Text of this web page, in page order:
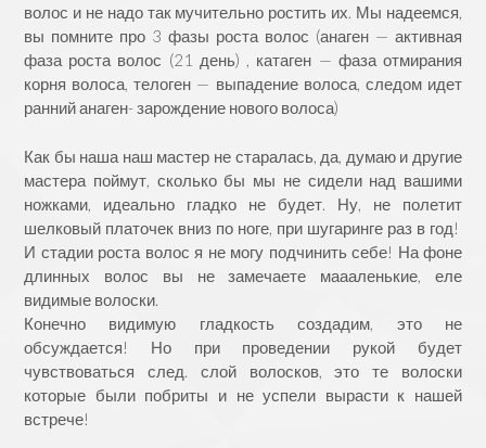
волос и не надо так мучительно ростить их. Мы надеемся,
вы помните про 3 фазы роста волос (анаген — активная
фаза роста волос (21 день) , катаген — фаза отмирания
корня волоса, телоген — выпадение волоса, следом идет
ранний анаген- зарождение нового волоса)
Как бы наша наш мастер не старалась, да, думаю и другие
мастера поймут, сколько бы мы не сидели над вашими
ножками, идеально гладко не будет. Ну, не полетит
шелковый платочек вниз по ноге, при шугаринге раз в год!
И стадии роста волос я не могу подчинить себе! На фоне
длинных волос вы не замечаете маааленькие, еле
видимые волоски.
Конечно видимую гладкость создадим, это не
обсуждается! Но при проведении рукой будет
чувствоваться след. слой волосков, это те волоски
которые были побриты и не успели вырасти к нашей
встрече!